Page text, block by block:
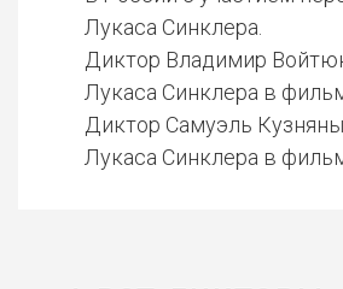
Лукаса Синклера.
Диктор Владимир
Лукаса Синклера в
Диктор Самуэль
Лукаса Синклера в